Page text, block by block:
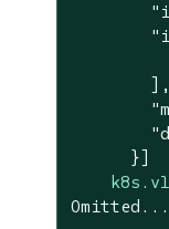
        ],
Omitted...